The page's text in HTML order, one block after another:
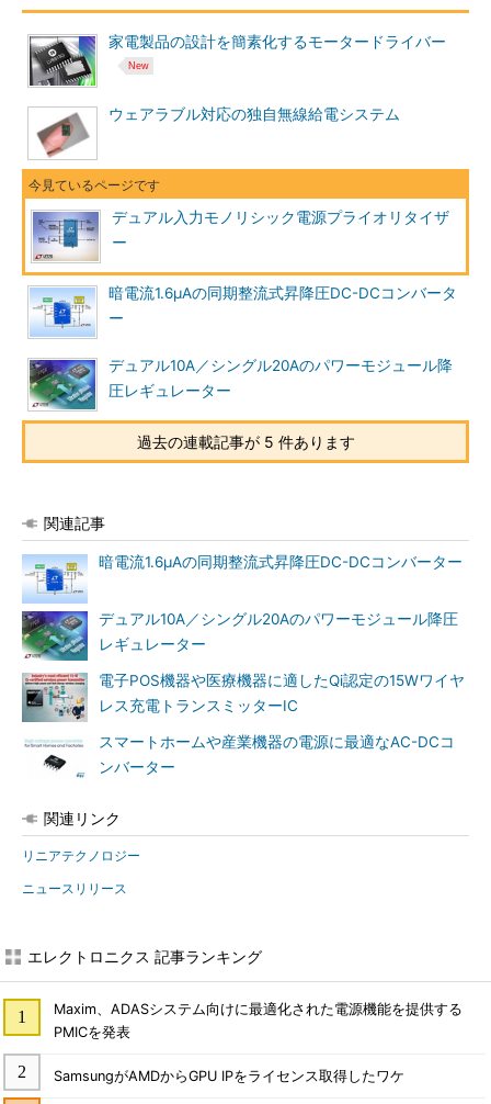
家電製品の設計を簡素化するモータードライバー
ウェアラブル対応の独自無線給電システム
デュアル入力モノリシック電源プライオリタイザ
ー
暗電流1.6μAの同期整流式昇降圧DC-DCコンバータ
ー
デュアル10A／シングル20Aのパワーモジュール降
圧レギュレーター
過去の連載記事が 5 件あります
関連記事
暗電流1.6μAの同期整流式昇降圧DC-DCコンバーター
デュアル10A／シングル20Aのパワーモジュール降圧
レギュレーター
電子POS機器や医療機器に適したQi認定の15Wワイヤ
レス充電トランスミッターIC
スマートホームや産業機器の電源に最適なAC-DCコ
ンバーター
関連リンク
リニアテクノロジー
ニュースリリース
エレクトロニクス 記事ランキング
Maxim、ADASシステム向けに最適化された電源機能を提供する
PMICを発表
SamsungがAMDからGPU IPをライセンス取得したワケ